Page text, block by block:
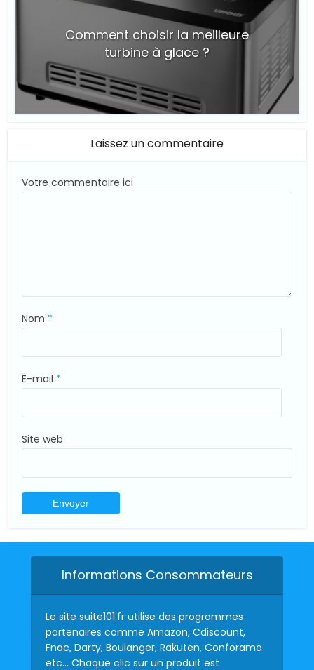
Comment choisir la meilleure
turbine à glace ?
Laissez un commentaire
Votre commentaire ici
Nom *
E-mail *
Site web
Informations Consommateurs
Le site suite101.fr utilise des programmes
partenaires comme Amazon, Cdiscount,
Fnac, Darty, Boulanger, Rakuten, Conforama
etc… Chaque clic sur un produit est